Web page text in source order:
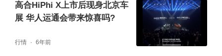
高合HiPhi X上市后现身北京车
展 华人运通会带来惊喜吗?
行情 6年前